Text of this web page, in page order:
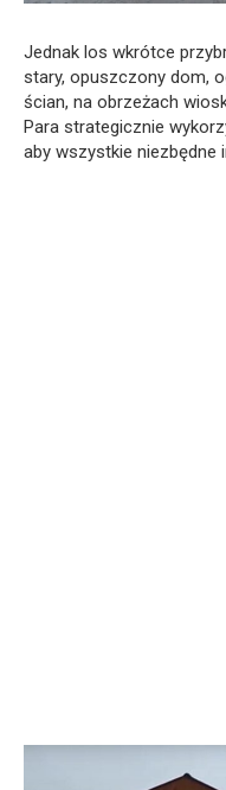
Jednak los wkrótce
stary, opuszczony dom,
ścian, na obrzeżach
Para strategicznie
aby wszystkie niezbędne